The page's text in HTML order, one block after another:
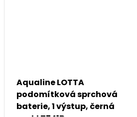
Aqualine LOTTA
podomítková sprchová
baterie, 1 výstup, černá